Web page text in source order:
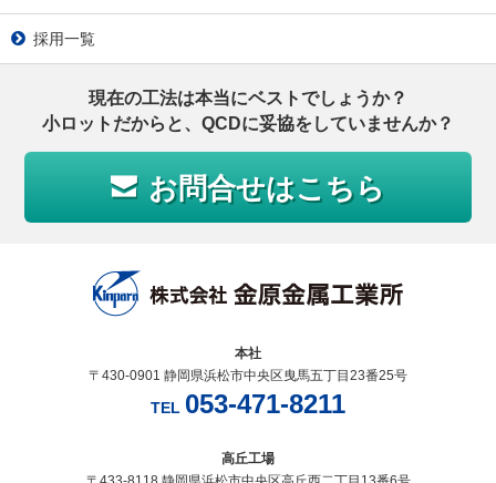
採用一覧
現在の工法は本当にベストでしょうか？
小ロットだからと、 QCDに妥協をしていませんか？
お問合せはこちら
本社
〒430-0901 静岡県浜松市中央区曳馬五丁目23番25号
TEL 053-471-8211
高丘工場